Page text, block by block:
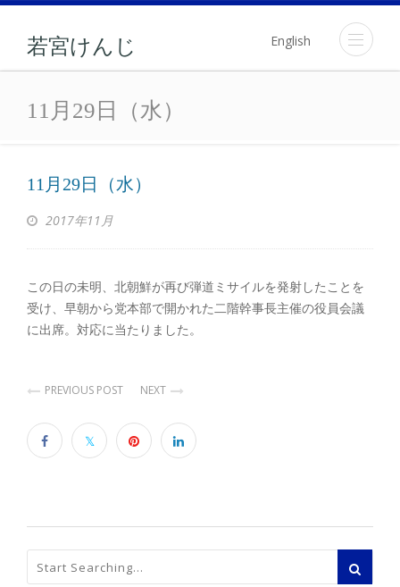
若宮けんじ English
11月29日（水）
11月29日（水）
11月29日（水）
2017年11月
この日の未明、北朝鮮が再び弾道ミサイルを発射したことを
受け、早朝から党本部で開かれた二階幹事長主催の役員会議
に出席。対応に当たりました。
PREVIOUS POST NEXT